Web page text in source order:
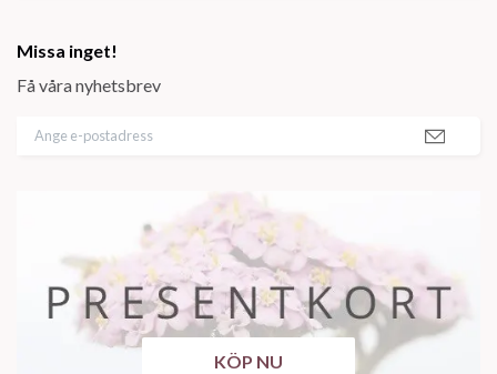
Missa inget!
Få våra nyhetsbrev
KÖP NU